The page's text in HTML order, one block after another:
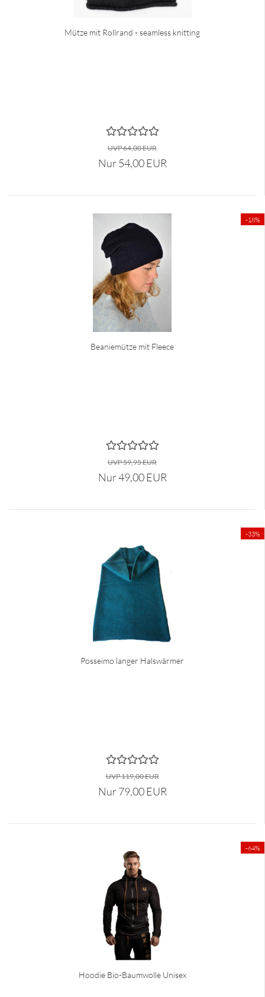
Mütze mit Rollrand - seamless knitting
UVP 64,00 EUR
Nur 54,00 EUR
-18%
Beaniemütze mit Fleece
UVP 59,95 EUR
Nur 49,00 EUR
-33%
Posseimo langer Halswärmer
UVP 119,00 EUR
Nur 79,00 EUR
-64%
Hoodie Bio-Baumwolle Unisex